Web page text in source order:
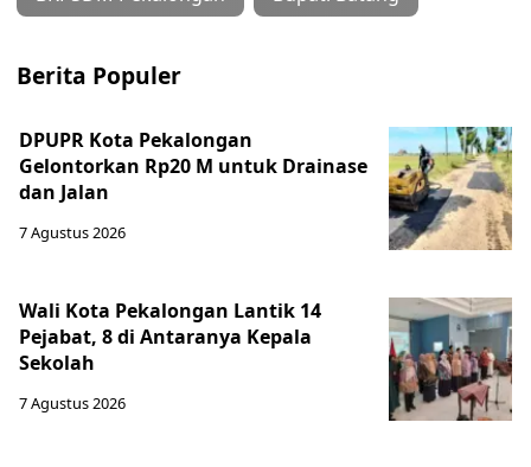
Berita Populer
DPUPR Kota Pekalongan
Gelontorkan Rp20 M untuk Drainase
dan Jalan
7 Agustus 2026
Wali Kota Pekalongan Lantik 14
Pejabat, 8 di Antaranya Kepala
Sekolah
7 Agustus 2026